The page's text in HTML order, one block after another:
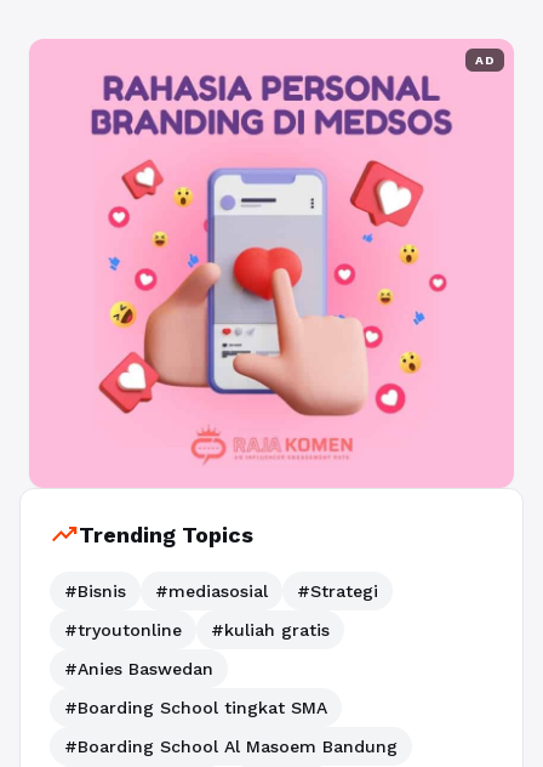
AD
trending_upTrending Topics
#Bisnis #mediasosial
#Strategi
#tryoutonline
#kuliah gratis
#Anies Baswedan
#Boarding School tingkat SMA
#Boarding School Al Masoem Bandung